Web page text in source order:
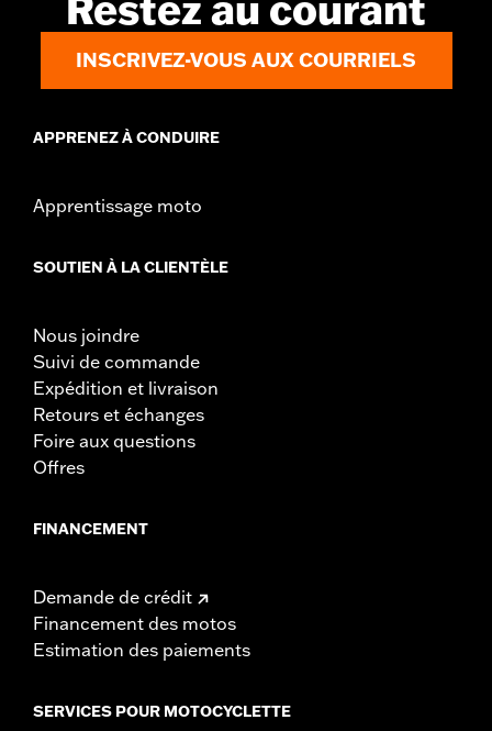
INSCRIVEZ-VOUS AUX COURRIELS
APPRENEZ À CONDUIRE
Apprentissage moto
SOUTIEN À LA CLIENTÈLE
Nous joindre
Suivi de commande
Expédition et livraison
Retours et échanges
Foire aux questions
Offres
FINANCEMENT
Demande de crédit
Financement des motos
Estimation des paiements
SERVICES POUR MOTOCYCLETTE